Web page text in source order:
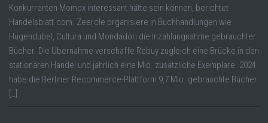
Konkurrenten Momox interessant hätte sein können, berichtet
Handelsblatt.com. Zeercle organisiere in Buchhandlungen wie
Hugendubel, Cultura und Mondadori die Inzahlungnahme gebrauchter
Bücher. Die Übernahme verschaffe Rebuy zugleich eine Brücke in den
stationären Handel und jährlich eine Mio. zusätzliche Exemplare. 2024
habe die Berliner Recommerce-Plattform 9,7 Mio. gebrauchte Bücher
[…]